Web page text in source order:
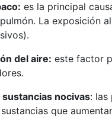
es la principal
La exposición
del aire: este factor
sustancias nocivas: las
que